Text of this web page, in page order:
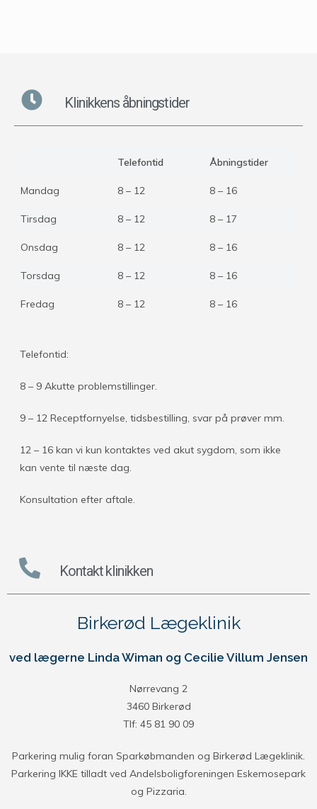
Klinikkens åbningstider
Telefontid Åbningstider
Mandag 8 – 12 8 – 16
Tirsdag 8 – 12 8 – 17
Onsdag 8 – 12 8 – 16
Torsdag 8 – 12 8 – 16
Fredag 8 – 12 8 – 16
Telefontid:
8 – 9 Akutte problemstillinger.
9 – 12 Receptfornyelse, tidsbestilling, svar på prøver mm.
12 – 16 kan vi kun kontaktes ved akut sygdom, som ikke
kan vente til næste dag.
Konsultation efter aftale.
Kontakt klinikken
Birkerød Lægeklinik
ved lægerne Linda Wiman og Cecilie Villum Jensen
Nørrevang 2
3460 Birkerød
Tlf: 45 81 90 09
Parkering mulig foran Sparkøbmanden og Birkerød Lægeklinik.
Parkering IKKE tilladt ved Andelsboligforeningen Eskemosepark
og Pizzaria.